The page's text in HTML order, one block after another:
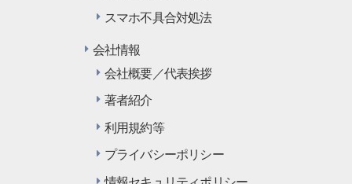
スマホ不具合対処法
会社情報
会社概要／代表挨拶
著者紹介
利用規約等
プライバシーポリシー